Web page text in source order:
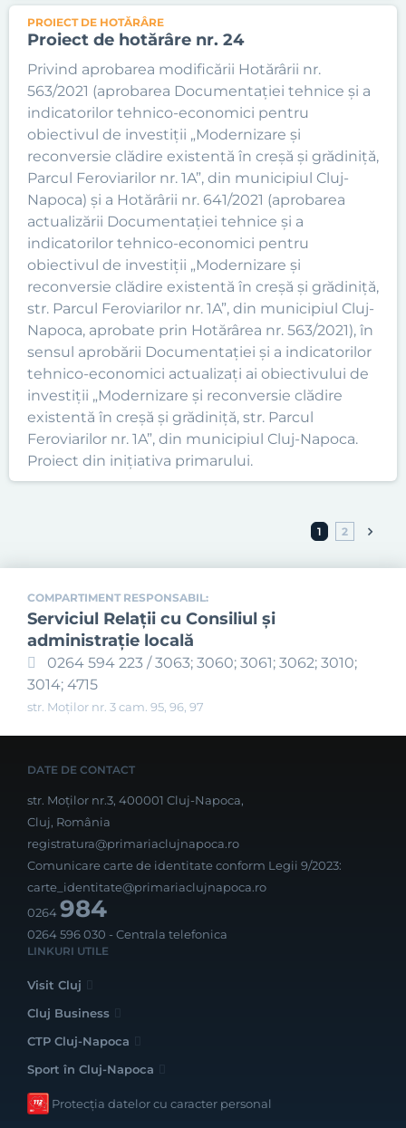
PROIECT DE HOTĂRÂRE
Proiect de hotărâre nr. 24
Privind aprobarea modificării Hotărârii nr.
563/2021 (aprobarea Documentației tehnice și a
indicatorilor tehnico-economici pentru
obiectivul de investiții „Modernizare și
reconversie clădire existentă în creșă și grădiniță,
Parcul Feroviarilor nr. 1A”, din municipiul Cluj-
Napoca) și a Hotărârii nr. 641/2021 (aprobarea
actualizării Documentației tehnice și a
indicatorilor tehnico-economici pentru
obiectivul de investiții „Modernizare și
reconversie clădire existentă în creșă și grădiniță,
str. Parcul Feroviarilor nr. 1A”, din municipiul Cluj-
Napoca, aprobate prin Hotărârea nr. 563/2021), în
sensul aprobării Documentației și a indicatorilor
tehnico-economici actualizați ai obiectivului de
investiții „Modernizare și reconversie clădire
existentă în creșă și grădiniță, str. Parcul
Feroviarilor nr. 1A”, din municipiul Cluj-Napoca.
Proiect din inițiativa primarului.
1 2
COMPARTIMENT RESPONSABIL:
Serviciul Relaţii cu Consiliul şi
administraţie locală
0264 594 223 / 3063; 3060; 3061; 3062; 3010;
3014; 4715
str. Moților nr. 3 cam. 95, 96, 97
DATE DE CONTACT
str. Moților nr.3, 400001 Cluj-Napoca,
Cluj, România
registratura@primariaclujnapoca.ro
Comunicare carte de identitate conform Legii 9/2023:
carte_identitate@primariaclujnapoca.ro
0264984
0264 596 030 - Centrala telefonica
LINKURI UTILE
Visit Cluj
Cluj Business
CTP Cluj-Napoca
Sport în Cluj-Napoca
Protecția datelor cu caracter personal